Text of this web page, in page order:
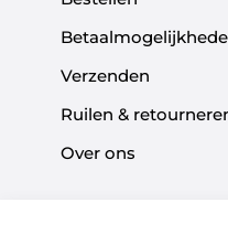
Verzenden
Ruilen &
Over ons